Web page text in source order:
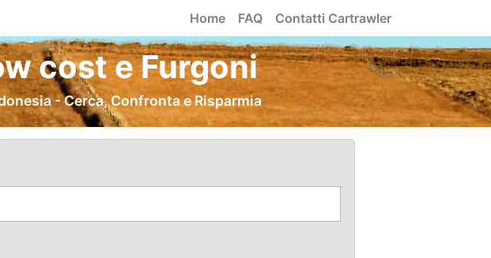
Home FAQ Contatti Cartrawler
cost e Furgoni
- Cerca, Confronta e Risparmia